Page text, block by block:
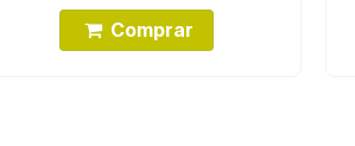
Comprar